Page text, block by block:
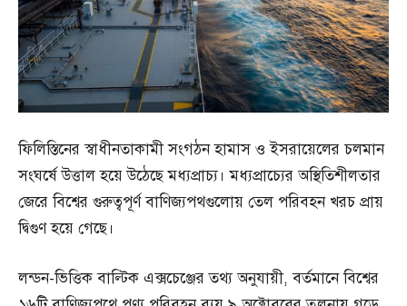
ফিলিস্তিনের স্বাধীনতাকামী সংগঠন হামাস ও ইসরায়েলের চলমান
সংঘর্ষে উত্তাল হয়ে উঠেছে মধ্যপ্রাচ্য। মধ্যপ্রাচ্যের অস্থিতিশীলতার
জেরে বিশ্বের গুরুত্বপূর্ণ বাণিজ্যপথগুলোয় তেল পরিবহন খরচ প্রায়
দ্বিগুণ হয়ে গেছে।
লন্ডন-ভিত্তিক বাল্টিক এক্সচেঞ্জের তথ্য অনুযায়ী, বর্তমানে বিশ্বের